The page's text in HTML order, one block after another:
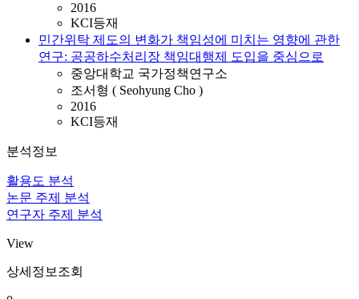
2016
KCI등재
민간위탁 제도의 변화가 책임성에 미치는 영향에 관한
연구: 공공하수처리장 책임대행제 도입을 중심으로
중앙대학교 국가정책연구소
조서형 ( Seohyung Cho )
2016
KCI등재
분석정보
활용도 분석
논문 주제 분석
연구자 주제 분석
View
상세정보조회